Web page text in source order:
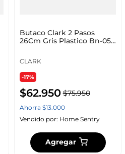
Butaco Clark 2 Pasos
26Cm Gris Plastico Bn-05-
CLARK
-17%
$62.950 $75.950
Ahorra $13.000
Vendido por: Home Sentry
Agregar